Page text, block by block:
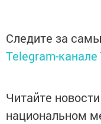
Следите за
Telegram-канале
Читайте
национальном